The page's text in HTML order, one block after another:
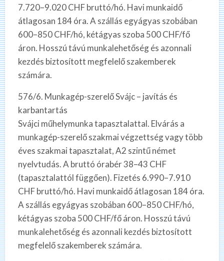
7.720–9.020 CHF bruttó/hó. Havi munkaidő
átlagosan 184 óra. A szállás egyágyas szobában
600–850 CHF/hó, kétágyas szoba 500 CHF/fő
áron. Hosszú távú munkalehetőség és azonnali
kezdés biztosított megfelelő szakemberek
számára.
576/6. Munkagép-szerelő Svájc – javítás és
karbantartás
Svájci műhelymunka tapasztalattal. Elvárás a
munkagép-szerelő szakmai végzettség vagy több
éves szakmai tapasztalat, A2 szintű német
nyelvtudás. A bruttó órabér 38–43 CHF
(tapasztalattól függően). Fizetés 6.990–7.910
CHF bruttó/hó. Havi munkaidő átlagosan 184 óra.
A szállás egyágyas szobában 600–850 CHF/hó,
kétágyas szoba 500 CHF/fő áron. Hosszú távú
munkalehetőség és azonnali kezdés biztosított
megfelelő szakemberek számára.